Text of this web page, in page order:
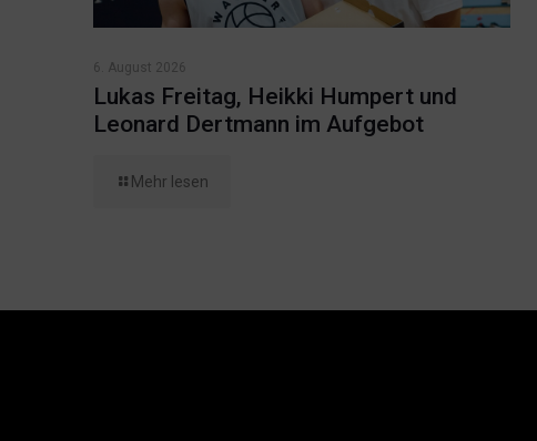
6. August 2026
Lukas Freitag, Heikki Humpert und
Leonard Dertmann im Aufgebot
Mehr lesen